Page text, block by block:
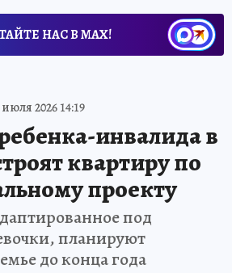
НАС В МАХ!
2026 14:19
инвалида в
квартиру по
проекту
под
планируют
до конца года